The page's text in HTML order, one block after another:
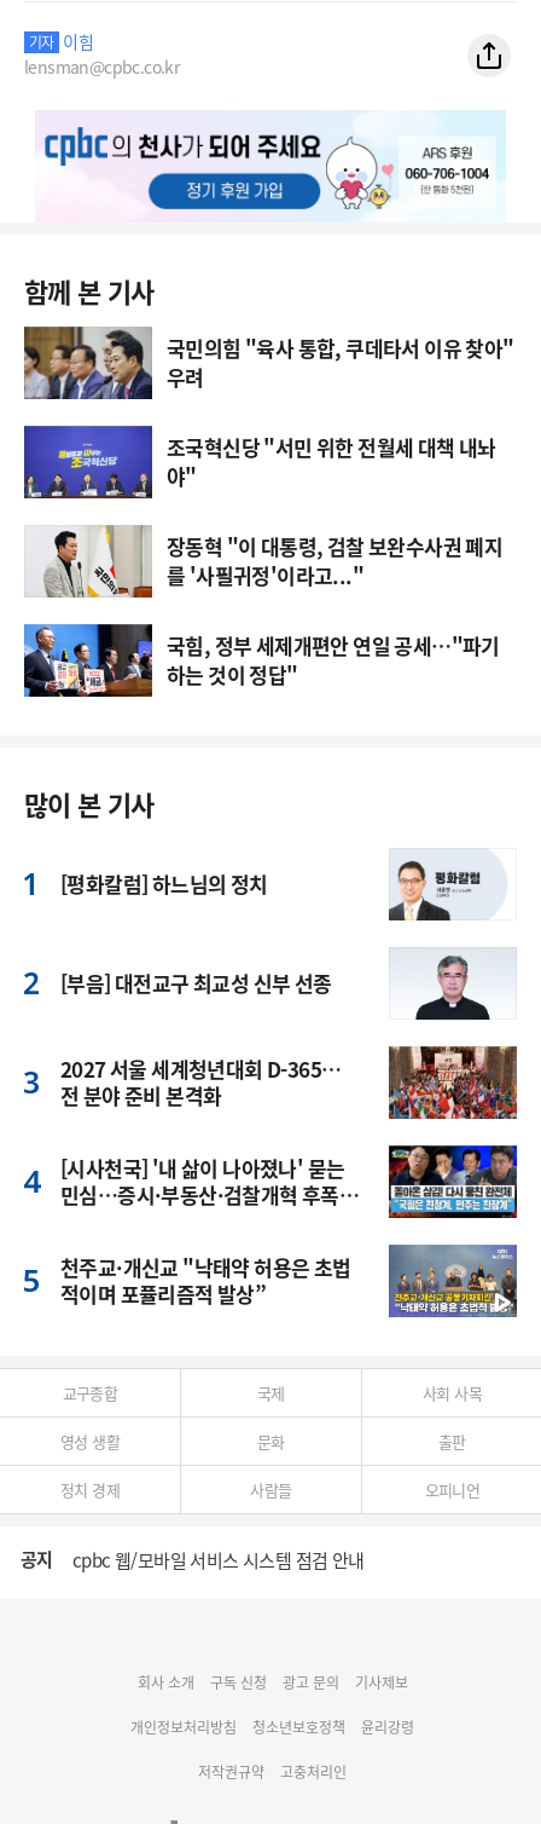
기자 이힘
lensman@cpbc.co.kr
함께 본 기사
국민의힘 "육사 통합, 쿠데타서 이유 찾아"
우려
조국혁신당 "서민 위한 전월세 대책 내놔
야"
장동혁 "이 대통령, 검찰 보완수사권 폐지
를 '사필귀정'이라고..."
국힘, 정부 세제개편안 연일 공세…"파기
하는 것이 정답"
많이 본 기사
[평화칼럼] 하느님의 정치
[부음] 대전교구 최교성 신부 선종
2027 서울 세계청년대회 D-365…
전 분야 준비 본격화
[시사천국] '내 삶이 나아졌나' 묻는
민심…증시·부동산·검찰개혁 후폭
천주교·개신교 "낙태약 허용은 초법
적이며 포퓰리즘적 발상”
교구종합 국제 사회 사목
영성 생활 문화 출판
정치 경제 사람들 오피니언
공지 cpbc 웹/모바일 서비스 시스템 점검 안내
명동 미디어큐브 & 1898 미디어월 공모전 수상작 발표
회사 소개 구독 신청 광고 문의 기사제보
개인정보처리방침 청소년보호정책 윤리강령
저작권규약 고충처리인